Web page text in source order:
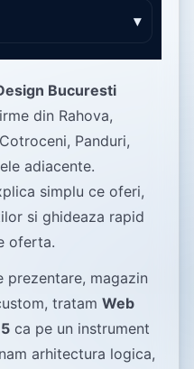
▾
de
Bucuresti
din Rahova,
Panduri,
adiacente.
simplu ce oferi,
si ghideaza rapid
oferta.
prezentare, magazin
tratam Web
ca pe un instrument
arhitectura logica,